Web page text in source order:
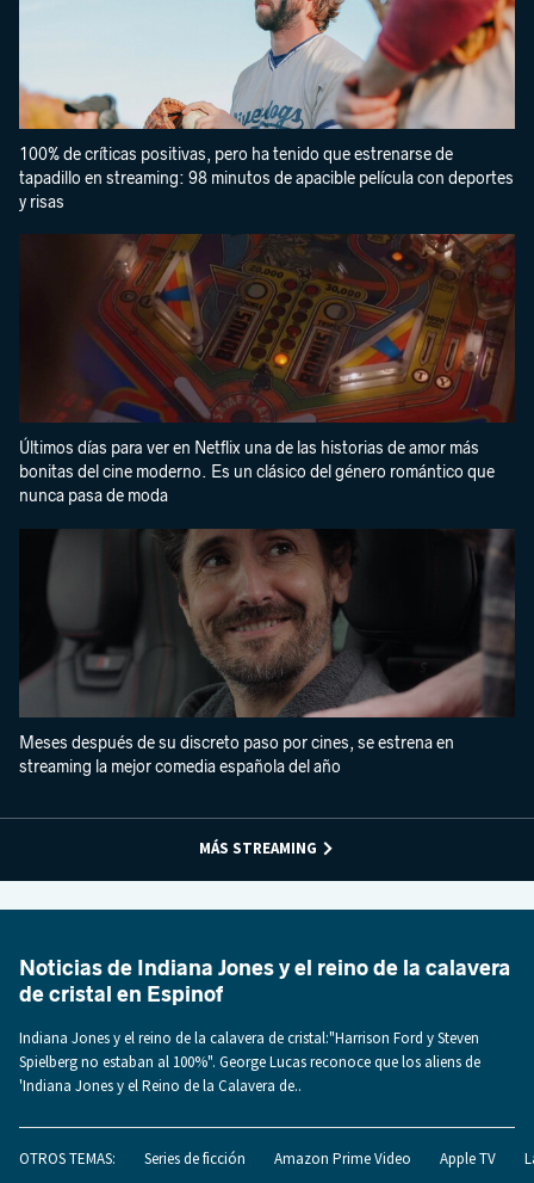
100% de críticas positivas, pero ha tenido que estrenarse de
tapadillo en streaming: 98 minutos de apacible película con deportes
y risas
Últimos días para ver en Netflix una de las historias de amor más
bonitas del cine moderno. Es un clásico del género romántico que
nunca pasa de moda
Meses después de su discreto paso por cines, se estrena en
streaming la mejor comedia española del año
MÁS STREAMING
Noticias de Indiana Jones y el reino de la calavera
de cristal en Espinof
Indiana Jones y el reino de la calavera de cristal:"Harrison Ford y Steven
Spielberg no estaban al 100%". George Lucas reconoce que los aliens de
'Indiana Jones y el Reino de la Calavera de..
OTROS TEMAS: Series de ficción Amazon Prime Video Apple TV